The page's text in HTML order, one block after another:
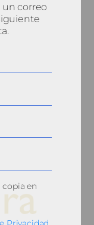
un correo
en